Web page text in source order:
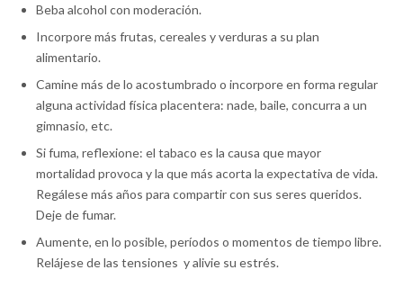
Beba alcohol con moderación.
Incorpore más frutas, cereales y verduras a su plan
alimentario.
Camine más de lo acostumbrado o incorpore en forma regular
alguna actividad física placentera: nade, baile, concurra a un
gimnasio, etc.
Si fuma, reflexione: el tabaco es la causa que mayor
mortalidad provoca y la que más acorta la expectativa de vida.
Regálese más años para compartir con sus seres queridos.
Deje de fumar.
Aumente, en lo posible, períodos o momentos de tiempo libre.
Relájese de las tensiones y alivie su estrés.